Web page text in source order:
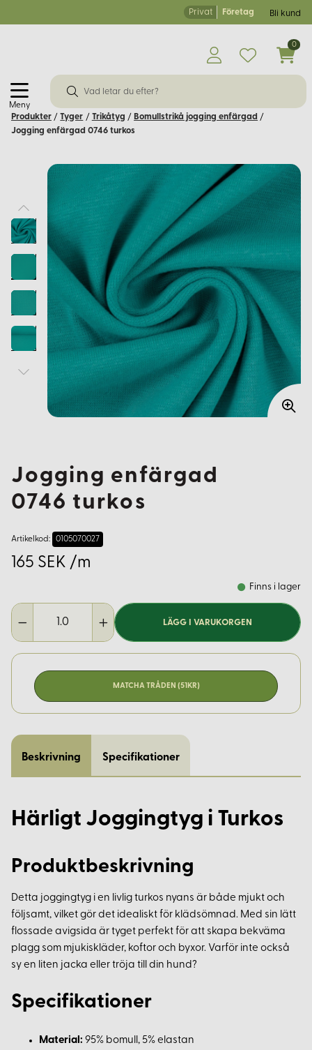
Privat Företag Bli kund
Meny
0
Produkter / Tyger / Trikåtyg / Bomullstrikå jogging enfärgad /
Jogging enfärgad 0746 turkos
Jogging enfärgad
0746 turkos
Artikelkod: 0105070027
165 SEK /m
Finns i lager
LÄGG I VARUKORGEN
MATCHA TRÅDEN (51KR)
Beskrivning Specifikationer
Härligt Joggingtyg i Turkos
Produktbeskrivning
Detta joggingtyg i en livlig turkos nyans är både mjukt och
följsamt, vilket gör det idealiskt för klädsömnad. Med sin lätt
flossade avigsida är tyget perfekt för att skapa bekväma
plagg som mjukiskläder, koftor och byxor. Varför inte också
sy en liten jacka eller tröja till din hund?
Specifikationer
Material: 95% bomull, 5% elastan